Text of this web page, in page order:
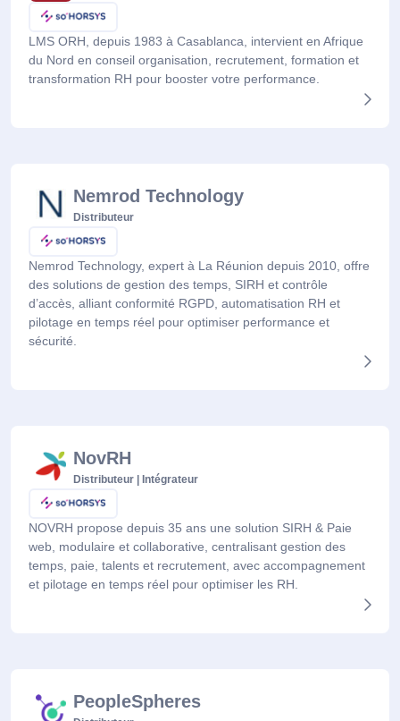
LMS ORH, depuis 1983 à Casablanca, intervient en Afrique
du Nord en conseil organisation, recrutement, formation et
transformation RH pour booster votre performance.
Nemrod Technology
Distributeur
Nemrod Technology, expert à La Réunion depuis 2010, offre
des solutions de gestion des temps, SIRH et contrôle
d’accès, alliant conformité RGPD, automatisation RH et
pilotage en temps réel pour optimiser performance et
sécurité.
NovRH
Distributeur | Intégrateur
NOVRH propose depuis 35 ans une solution SIRH & Paie
web, modulaire et collaborative, centralisant gestion des
temps, paie, talents et recrutement, avec accompagnement
et pilotage en temps réel pour optimiser les RH.
PeopleSpheres